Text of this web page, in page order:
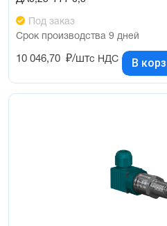
Под заказ
Срок производства 9 дней
10 046,70 ₽/штс НДС В